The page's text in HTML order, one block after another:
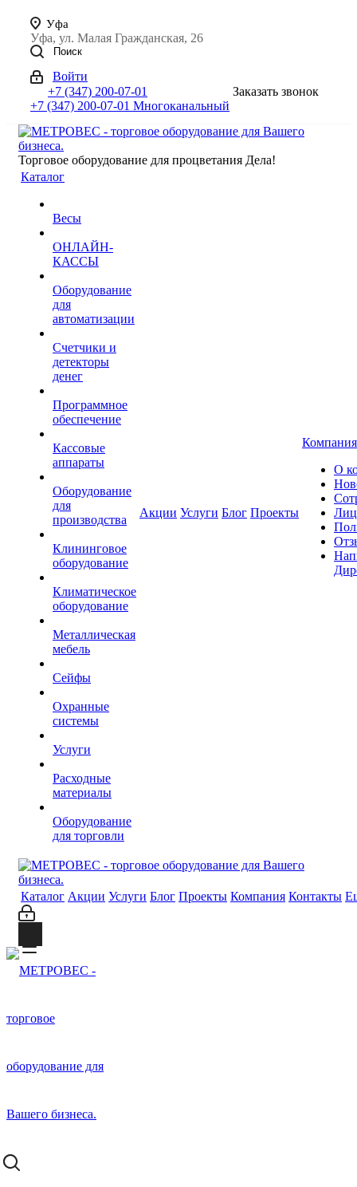
Уфа
Уфа, ул. Малая Гражданская, 26
Поиск
Войти
+7 (347) 200-07-01
+7 (347) 200-07-01 Многоканальный
Заказать звонок
Торговое оборудование для процветания Дела!
Каталог
Весы
ОНЛАЙН-
КАССЫ
Оборудование
для
автоматизации
Счетчики и
детекторы
денег
Программное
обеспечение
Кассовые
аппараты
Оборудование
для
производства
Клининговое
оборудование
Климатическое
оборудование
Металлическая
мебель
Сейфы
Охранные
системы
Услуги
Расходные
материалы
Оборудование
для торговли
Акции Услуги Блог Проекты
Компания
О
Каталог Акции Услуги Блог Проекты Компания Контакты